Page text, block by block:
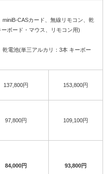
miniB-CASカード、無線リモコン、乾
ボード・マウス、リモコン用)
乾電池(単三アルカリ：3本 キーボー
137,800円 153,800円
97,800円 109,100円
84,000円 93,800円